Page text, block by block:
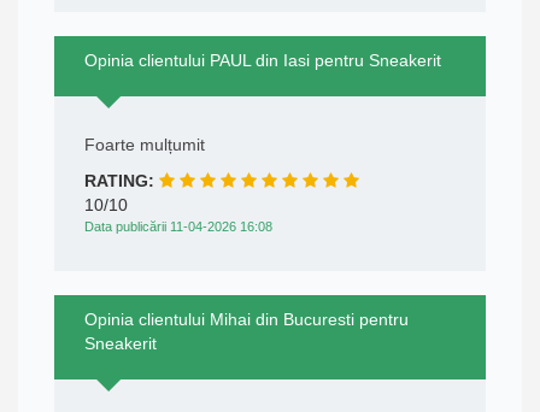
Opinia clientului PAUL din Iasi pentru Sneakerit
Foarte mulțumit
RATING:
10/10
Data publicării 11-04-2026 16:08
Opinia clientului Mihai din Bucuresti pentru
Sneakerit